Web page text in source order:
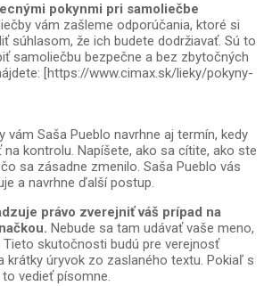
pokynmi pri samoliečbe
vám zašleme odporúčania, ktoré si
súhlasom, že ich budete dodržiavať. Sú to
samoliečbu bezpečne a bez zbytočných
[https://www.cimax.sk/lieky/pokyny-
vám Saša Pueblo navrhne aj termín, kedy
kontrolu. Napíšete, ako sa cítite, ako ste
sa zásadne zmenilo. Saša Pueblo vás
a navrhne ďalší postup.
právo zverejniť váš prípad na
Nebude sa tam udávať vaše meno,
Tieto skutočnosti budú pre verejnosť
krátky úryvok zo zaslaného textu. Pokiaľ s
vedieť písomne.